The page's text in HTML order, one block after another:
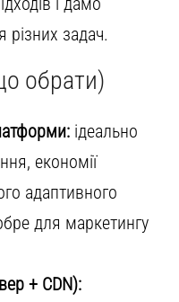
різних задач.
обрати)
ідеально
економії
адаптивного
для маркетингу
+ CDN):